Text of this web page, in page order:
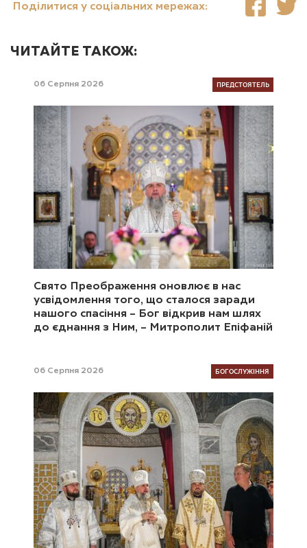
Поділитися у соціальних мережах:
ЧИТАЙТЕ ТАКОЖ:
06 Серпня 2026 ПРЕДСТОЯТЕЛЬ
Свято Преображення оновлює в нас
усвідомлення того, що сталося заради
нашого спасіння – Бог відкрив нам шлях
до єднання з Ним, – Митрополит Епіфаній
06 Серпня 2026 БОГОСЛУЖІННЯ